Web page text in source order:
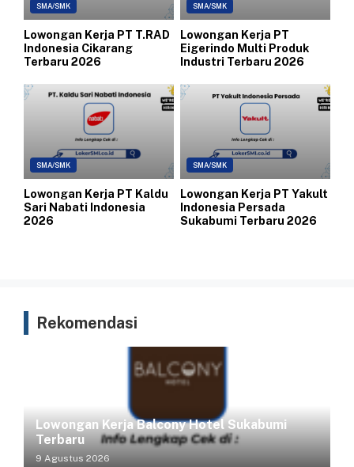
SMA/SMK
Lowongan Kerja PT T.RAD
Indonesia Cikarang
Terbaru 2026
SMA/SMK
Lowongan Kerja PT
Eigerindo Multi Produk
Industri Terbaru 2026
SMA/SMK
Lowongan Kerja PT Kaldu
Sari Nabati Indonesia
2026
SMA/SMK
Lowongan Kerja PT Yakult
Indonesia Persada
Sukabumi Terbaru 2026
Rekomendasi
Lowongan Kerja Balcony Hotel Sukabumi
Terbaru
9 Agustus 2026